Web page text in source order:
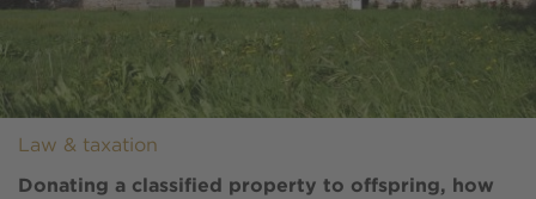
Law & taxation
Donating a classified property to offspring, how